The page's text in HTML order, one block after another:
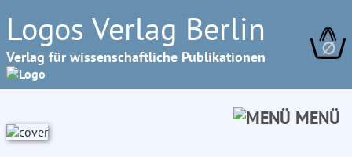
Logos Verlag Berlin
Verlag für wissenschaftliche Publikationen ∅
MENÜ